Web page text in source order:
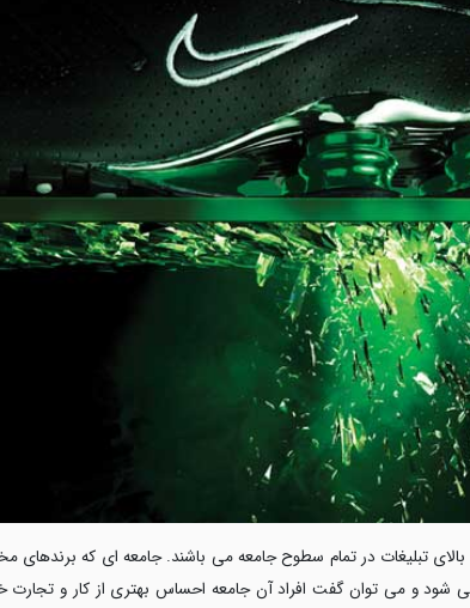
تبلیغات در تمام سطوح جامعه می باشند. جامعه ای که برندهای
شود و می توان گفت افراد آن جامعه احساس بهتری از کار و تجارت